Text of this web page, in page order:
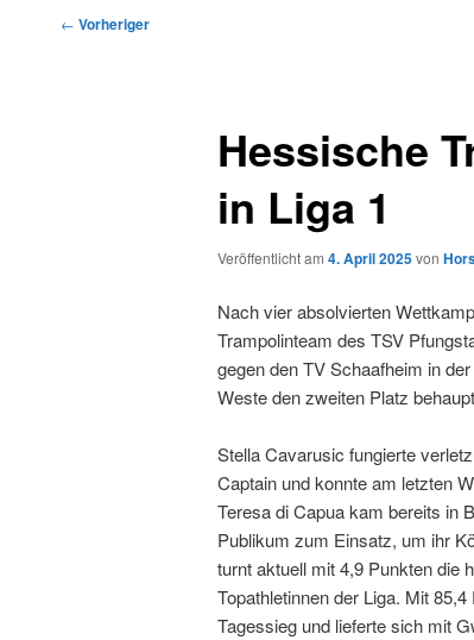
Beitragsnavigation
← Vorheriger
Hessische
in Liga 1
Veröffentlicht am 4. April 2025von
Nach vier absolvierten
Trampolinteam des TSV
gegen den TV Schaafheim in
Weste den zweiten Platz
Stella Cavarusic fungierte
Captain und konnte am letzten
Teresa di Capua kam bereits in
Publikum zum Einsatz, um ihr
turnt aktuell mit 4,9 Punkten die
Topathletinnen der Liga. Mit
Tagessieg und lieferte sich mit